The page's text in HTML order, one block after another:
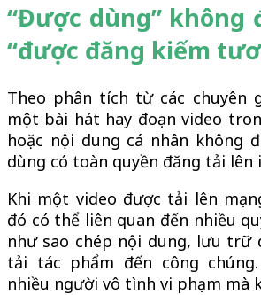
“Được dùng” không
“được đăng kiếm
Theo phân tích từ các chuyên
một bài hát hay đoạn video
hoặc nội dung cá nhân không
dùng có toàn quyền đăng tải lên
Khi một video được tải lên
đó có thể liên quan đến nhiều
như sao chép nội dung, lưu trữ
tải tác phẩm đến công
nhiều người vô tình vi phạm mà